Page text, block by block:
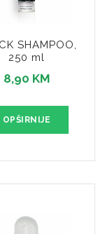
SHAMPOO,
250 ml
8,90 KM
OPŠIRNIJE